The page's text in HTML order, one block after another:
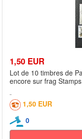
1,50 EUR
Lot de 10 timbres de
encore sur frag
1,50 EUR
0